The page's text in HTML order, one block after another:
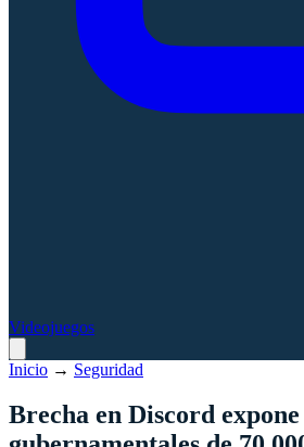
Videojuegos
Inicio → Seguridad
Brecha en Discord